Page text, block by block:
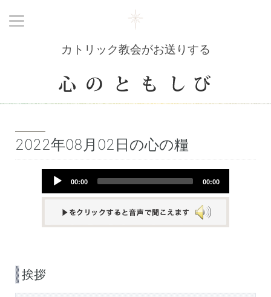
カトリック教会がお送りする
2022年08月02日の心の糧
Audio
00:00 00:00
挨拶